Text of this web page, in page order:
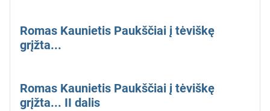
Romas Kaunietis Paukščiai į tėviškę
grįžta...
Romas Kaunietis Paukščiai į tėviškę
grįžta... II dalis